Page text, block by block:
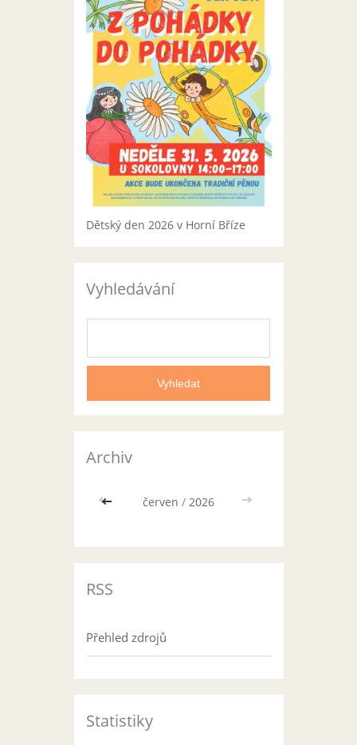
Dětský den 2026 v Horní Bříze
Vyhledávání
Archiv
<< červen / 2026 >>
RSS
Přehled zdrojů
Statistiky